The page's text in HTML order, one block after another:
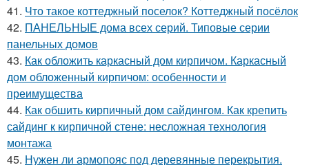
41. Что такое коттеджный поселок? Коттеджный посёлок
42. ПАНЕЛЬНЫЕ дома всех серий. Типовые серии
панельных домов
43. Как обложить каркасный дом кирпичом. Каркасный
дом обложенный кирпичом: особенности и
преимущества
44. Как обшить кирпичный дом сайдингом. Как крепить
сайдинг к кирпичной стене: несложная технология
монтажа
45. Нужен ли армопояс под деревянные перекрытия.